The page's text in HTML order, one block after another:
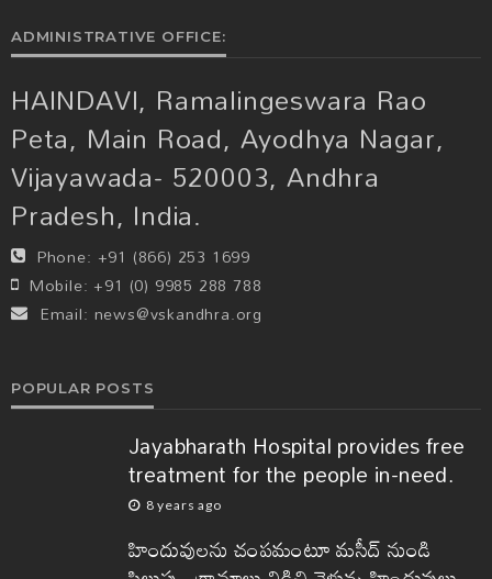
ADMINISTRATIVE OFFICE:
HAINDAVI, Ramalingeswara Rao
Peta, Main Road, Ayodhya Nagar,
Vijayawada- 520003, Andhra
Pradesh, India.
Phone: +91 (866) 253 1699
Mobile: +91 (0) 9985 288 788
Email: news@vskandhra.org
POPULAR POSTS
Jayabharath Hospital provides free
treatment for the people in-need.
8 years ago
హిందువులను చంపమంటూ మసీద్ నుండి